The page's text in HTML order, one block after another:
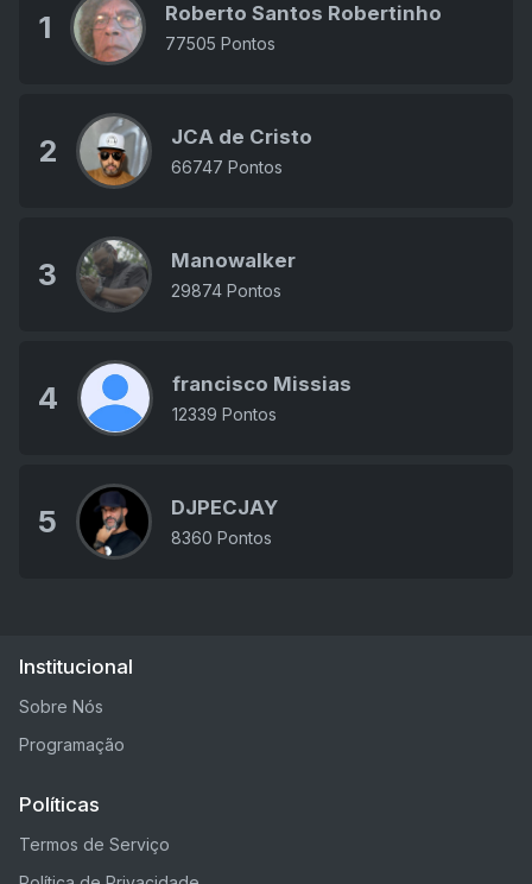
1 Roberto Santos Robertinho
77505 Pontos
2 JCA de Cristo
66747 Pontos
3 Manowalker
29874 Pontos
4 francisco Missias
12339 Pontos
5 DJPECJAY
8360 Pontos
Institucional
Sobre Nós
Programação
Políticas
Termos de Serviço